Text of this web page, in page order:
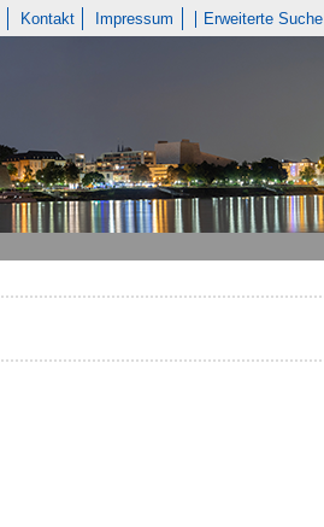
Kontakt Impressum Erweiterte Suche